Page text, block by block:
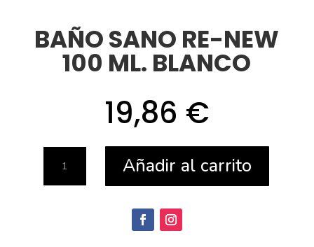
BAÑO SANO RE-NEW
100 ML. BLANCO
19,86 €
Añadir al carrito